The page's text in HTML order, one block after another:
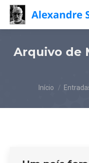
Arquivo de
Você está aqui:
Início